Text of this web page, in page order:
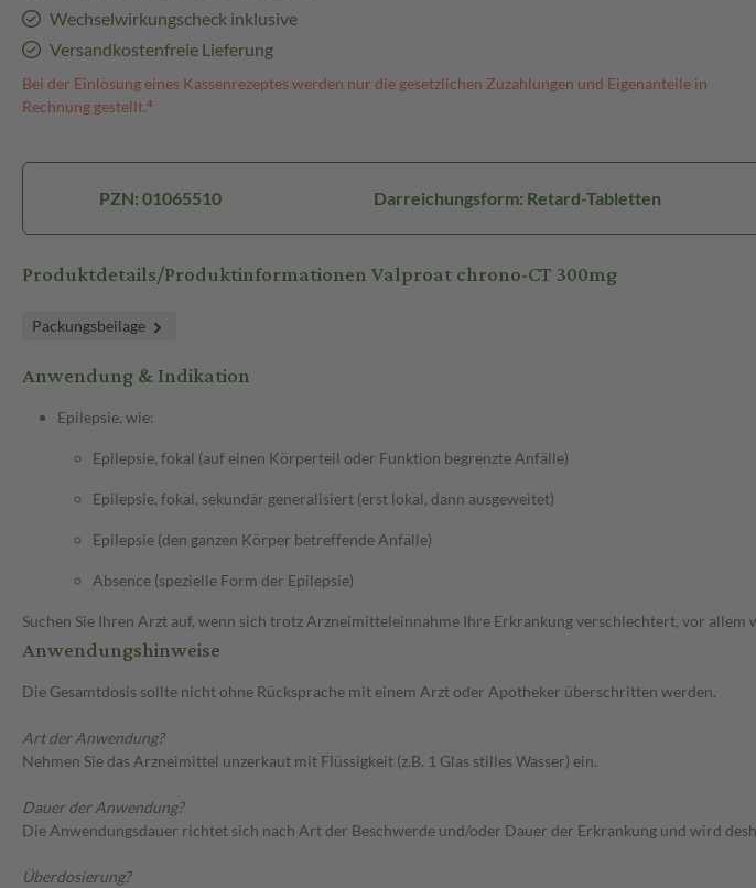
Wechselwirkungscheck inklusive
Versandkostenfreie Lieferung
Bei der Einlösung eines Kassenrezeptes werden nur die gesetzlichen Zuzahlungen und Eigenanteile in
Rechnung gestellt.⁴
PZN: 01065510 Darreichungsform: Retard-Tabletten
Produktdetails/Produktinformationen Valproat chrono-CT 300mg
Packungsbeilage
Anwendung & Indikation
Epilepsie, wie:
Epilepsie, fokal (auf einen Körperteil oder Funktion begrenzte Anfälle)
Epilepsie, fokal, sekundär generalisiert (erst lokal, dann ausgeweitet)
Epilepsie (den ganzen Körper betreffende Anfälle)
Absence (spezielle Form der Epilepsie)
Suchen Sie Ihren Arzt auf, wenn sich trotz Arzneimitteleinnahme Ihre Erkrankung verschlechtert, vor allem
Anwendungshinweise
Die Gesamtdosis sollte nicht ohne Rücksprache mit einem Arzt oder Apotheker überschritten werden.
Art der Anwendung?
Nehmen Sie das Arzneimittel unzerkaut mit Flüssigkeit (z.B. 1 Glas stilles Wasser) ein.
Dauer der Anwendung?
Die Anwendungsdauer richtet sich nach Art der Beschwerde und/oder Dauer der Erkrankung und wird
Überdosierung?